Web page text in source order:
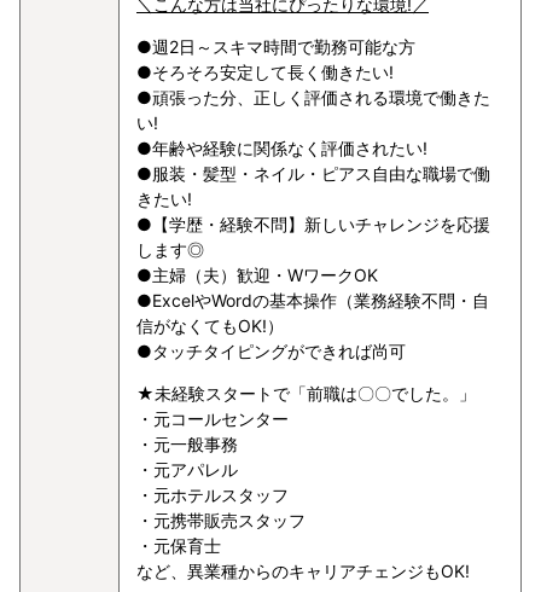
＼こんな方は当社にぴったりな環境!／
●週2日～スキマ時間で勤務可能な方
●そろそろ安定して長く働きたい!
●頑張った分、正しく評価される環境で働きた
い!
●年齢や経験に関係なく評価されたい!
●服装・髪型・ネイル・ピアス自由な職場で働
きたい!
●【学歴・経験不問】新しいチャレンジを応援
します◎
●主婦（夫）歓迎・WワークOK
●ExcelやWordの基本操作（業務経験不問・自
信がなくてもOK!）
●タッチタイピングができれば尚可
★未経験スタートで「前職は〇〇でした。」
・元コールセンター
・元一般事務
・元アパレル
・元ホテルスタッフ
・元携帯販売スタッフ
・元保育士
など、異業種からのキャリアチェンジもOK!